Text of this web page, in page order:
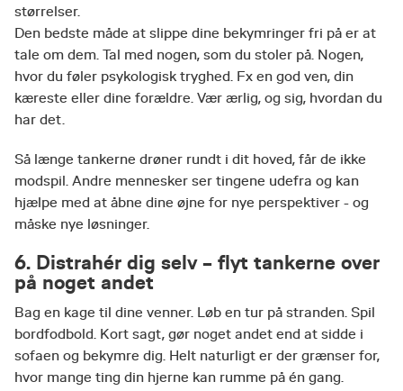
størrelser.
Den bedste måde at slippe dine bekymringer fri på er at
tale om dem. Tal med nogen, som du stoler på. Nogen,
hvor du føler psykologisk tryghed. Fx en god ven, din
kæreste eller dine forældre. Vær ærlig, og sig, hvordan du
har det.
Så længe tankerne drøner rundt i dit hoved, får de ikke
modspil. Andre mennesker ser tingene udefra og kan
hjælpe med at åbne dine øjne for nye perspektiver - og
måske nye løsninger.
6. Distrahér dig selv – flyt tankerne over
på noget andet
Bag en kage til dine venner. Løb en tur på stranden. Spil
bordfodbold. Kort sagt, gør noget andet end at sidde i
sofaen og bekymre dig. Helt naturligt er der grænser for,
hvor mange ting din hjerne kan rumme på én gang.